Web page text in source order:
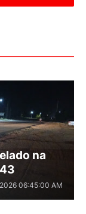
na
06:45:00 AM